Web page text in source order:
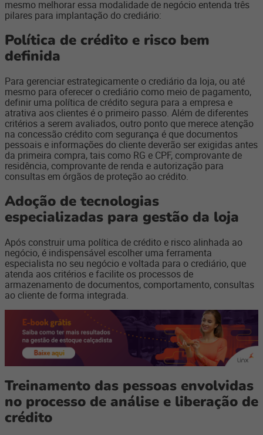
mesmo melhorar essa modalidade de negócio entenda três
pilares para implantação do crediário:
Política de crédito e risco bem
definida
Para gerenciar estrategicamente o crediário da loja, ou até
mesmo para oferecer o crediário como meio de pagamento,
definir uma política de crédito segura para a empresa e
atrativa aos clientes é o primeiro passo. Além de diferentes
critérios a serem avaliados, outro ponto que merece atenção
na concessão crédito com segurança é que documentos
pessoais e informações do cliente deverão ser exigidas antes
da primeira compra, tais como RG e CPF, comprovante de
residência, comprovante de renda e autorização para
consultas em órgãos de proteção ao crédito.
Adoção de tecnologias
especializadas para gestão da loja
Após construir uma política de crédito e risco alinhada ao
negócio, é indispensável escolher uma ferramenta
especialista no seu negócio e voltada para o crediário, que
atenda aos critérios e facilite os processos de
armazenamento de documentos, comportamento, consultas
ao cliente de forma integrada.
Treinamento das pessoas envolvidas
no processo de análise e liberação de
crédito